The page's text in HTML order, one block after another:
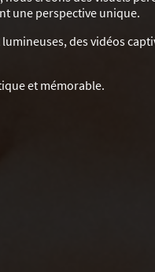
une perspective unique.
des vidéos
et mémorable.